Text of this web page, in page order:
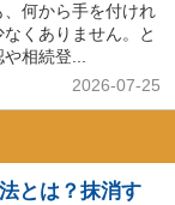
何から手を付けれ
くありません。と
や相続登...
2026-07-25
とは？抹消す